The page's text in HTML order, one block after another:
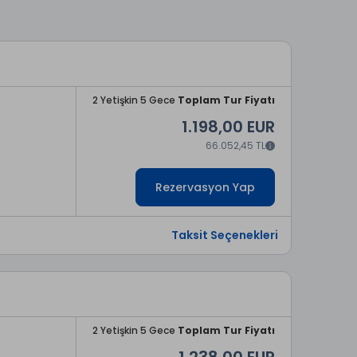
2 Yetişkin 5 Gece Toplam Tur Fiyatı
1.198,00 EUR
66.052,45 TL
Rezervasyon Yap
Taksit Seçenekleri
2 Yetişkin 5 Gece Toplam Tur Fiyatı